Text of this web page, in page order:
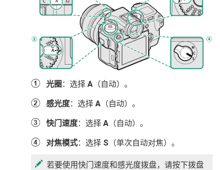
A 光圈 ：选择 A （自动）。
B 感光度：选择 A （自动）。
C 快门速度：选择 A （自动）。
D 对焦模式：选择 S （单次自动对焦）。
若要使用快门速度和感光度拨盘，请按下拨盘